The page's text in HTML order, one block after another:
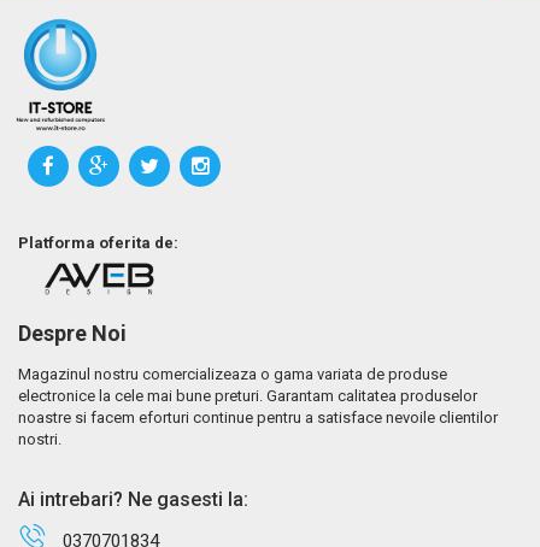
Platforma oferita de:
Despre Noi
Magazinul nostru comercializeaza o gama variata de produse
electronice la cele mai bune preturi. Garantam calitatea produselor
noastre si facem eforturi continue pentru a satisface nevoile clientilor
nostri.
Ai intrebari? Ne gasesti la:
0370701834